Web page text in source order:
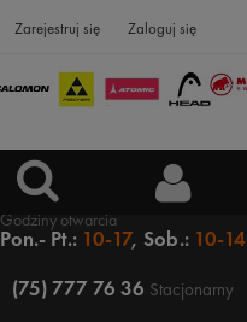
Zarejestruj się Zaloguj się
Pon.- Pt.: 10-17, Sob.: 10-14
(75) 777 76 36 Stacjonarny